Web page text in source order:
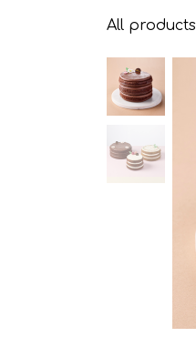
All products